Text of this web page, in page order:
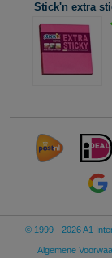
Stick'n extra
© 1999 - 2026 A1
Algemene